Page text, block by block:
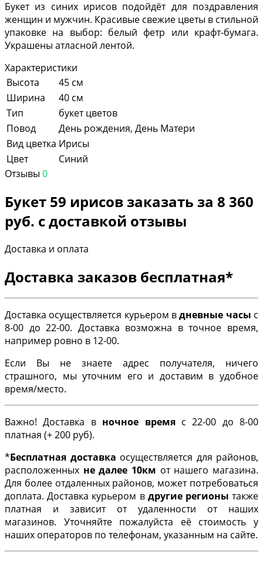
Букет из синих ирисов подойдёт для поздравления
женщин и мужчин. Красивые свежие цветы в стильной
упаковке на выбор: белый фетр или крафт-бумага.
Украшены атласной лентой.
Характеристики
Высота
45 см
Ширина
40 см
Тип
букет цветов
Повод
День рождения, День Матери
Вид цветка Ирисы
Цвет
Синий
Отзывы 0
Букет 59 ирисов заказать за 8 360
руб. с доставкой отзывы
Доставка и оплата
Доставка заказов бесплатная*
Доставка осуществляется курьером вдневные часы с
8-00 до 22-00. Доставка возможна в точное время,
например ровно в 12-00.
Если Вы не знаете адрес получателя, ничего
страшного, мы уточним его и доставим в удобное
время/место.
Важно! Доставка в ночное времяс 22-00 до 8-00
платная (+ 200 руб).
*Бесплатная доставка осуществляется для районов,
расположенных не далее 10км от нашего магазина.
Для более отдаленных районов, может потребоваться
доплата. Доставка курьером в другие регионы также
платная и зависит от удаленности от наших
магазинов. Уточняйте пожалуйста её стоимость у
наших операторов по телефонам, указанным на сайте.